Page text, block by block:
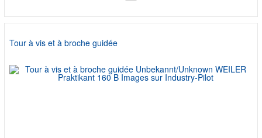
Tour à vis et à broche guidée